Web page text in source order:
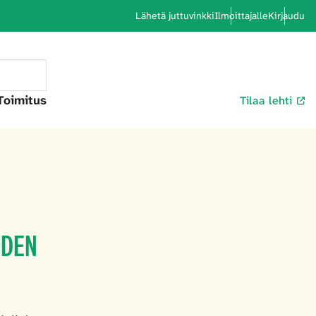
Lähetä juttuvinkkiIlmoittajalleKirjaudu
Tilaa lehti